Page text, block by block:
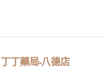
丁丁藥局-八德店